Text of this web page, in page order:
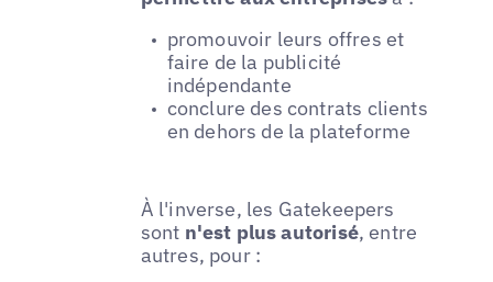
promouvoir leurs offres et
faire de la publicité
indépendante
conclure des contrats clients
en dehors de la plateforme
À l'inverse, les Gatekeepers
sont n'est plus autorisé, entre
autres, pour :